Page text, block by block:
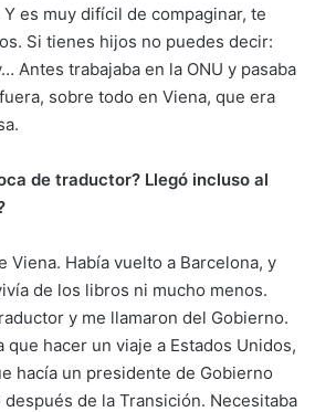
es muy difícil de compaginar, te
Si tienes hijos no puedes decir:
Antes trabajaba en la ONU y pasaba
sobre todo en Viena, que era
de traductor? Llegó incluso al
Había vuelto a Barcelona, y
de los libros ni mucho menos.
y me llamaron del Gobierno.
que hacer un viaje a Estados Unidos,
hacía un presidente de Gobierno
de la Transición. Necesitaba